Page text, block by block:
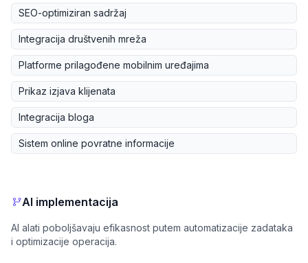
SEO-optimiziran sadržaj
Integracija društvenih mreža
Platforme prilagođene mobilnim uređajima
Prikaz izjava klijenata
Integracija bloga
Sistem online povratne informacije
AI implementacija
AI alati poboljšavaju efikasnost putem automatizacije zadataka
i optimizacije operacija.